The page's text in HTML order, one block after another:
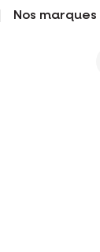
Nos marques